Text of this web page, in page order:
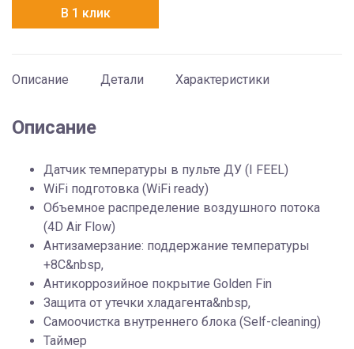
В 1 клик
Описание Детали Характеристики
Описание
Датчик температуры в пульте ДУ (I FEEL)
WiFi подготовка (WiFi ready)
Объемное распределение воздушного потока
(4D Air Flow)
Антизамерзание: поддержание температуры
+8С&nbsp,
Антикоррозийное покрытие Golden Fin
Защита от утечки хладагента&nbsp,
Самоочистка внутреннего блока (Self-cleaning)
Таймер